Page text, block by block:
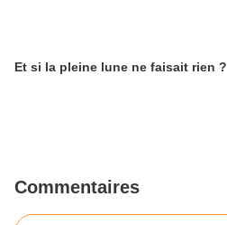
Et si la pleine lune ne faisait rien ?
Commentaires